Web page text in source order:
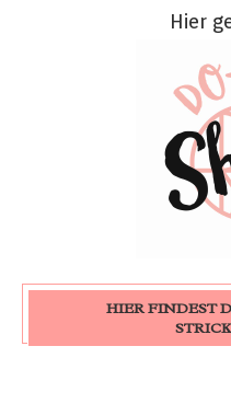
Hier
HIER FINDEST